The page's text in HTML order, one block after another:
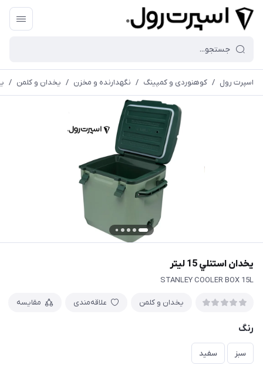
اسپرت رول / کوهنوردی و کمپینگ / نگهدارنده و مخزن / یخدان و کلمن /
يخدان استنلي 15 ليتر
STANLEY COOLER BOX 15L
یخدان و کلمن علاقه‌مندی مقایسه
رنگ
سبز سفید